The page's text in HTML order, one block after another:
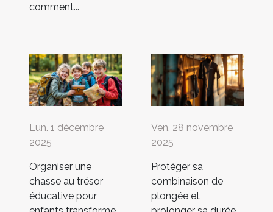
comment...
Lun. 1 décembre
2025
Organiser une
chasse au trésor
éducative pour
Ven. 28 novembre
2025
Protéger sa
combinaison de
plongée et